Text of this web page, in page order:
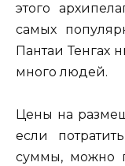
этого
самых
Пантаи Тенгах
много людей.
Цены на
если
суммы, можно